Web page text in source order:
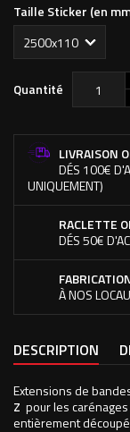
Taille Sticker (en
Quantité
LIVRAISON
DÉS 100€
UNIQUEMENT)
RACLETTE
DÉS 50€
À NOS
DESCRIPTION
Extensions de
Z pour les
entièrement